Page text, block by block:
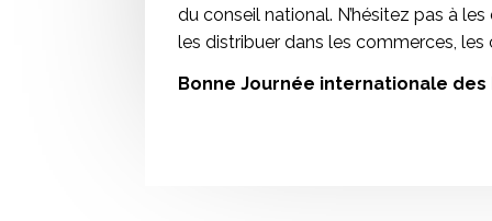
du conseil national. N’hésitez pas à
les distribuer dans les commerces,
Bonne Journée internationale des